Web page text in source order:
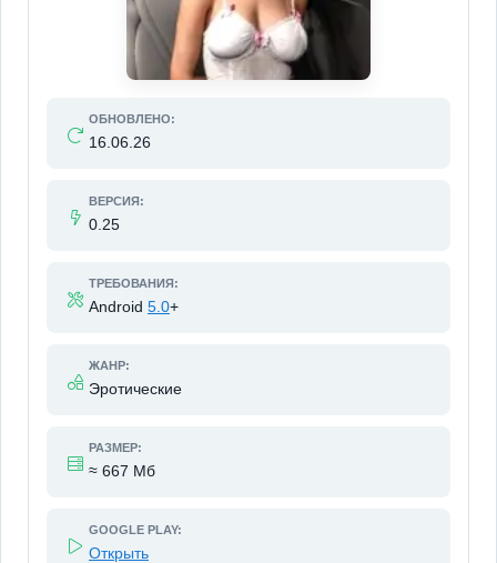
ОБНОВЛЕНО:
16.06.26
ВЕРСИЯ:
0.25
ТРЕБОВАНИЯ:
Android 5.0+
ЖАНР:
Эротические
РАЗМЕР:
≈ 667 Мб
GOOGLE PLAY:
Открыть